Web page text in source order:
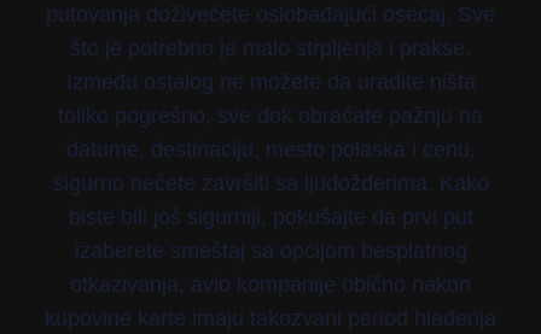
putovanja doživećete oslobađajući osećaj. Sve
što je potrebno je malo strpljenja i prakse.
Između ostalog ne možete da uradite ništa
toliko pogrešno, sve dok obraćate pažnju na
datume, destinaciju, mesto polaska i cenu,
sigurno nećete završiti sa ljudožderima. Kako
biste bili još sigurniji, pokušajte da prvi put
izaberete smeštaj sa opcijom besplatnog
otkazivanja, avio kompanije obično nakon
kupovine karte imaju takozvani period hlađenja